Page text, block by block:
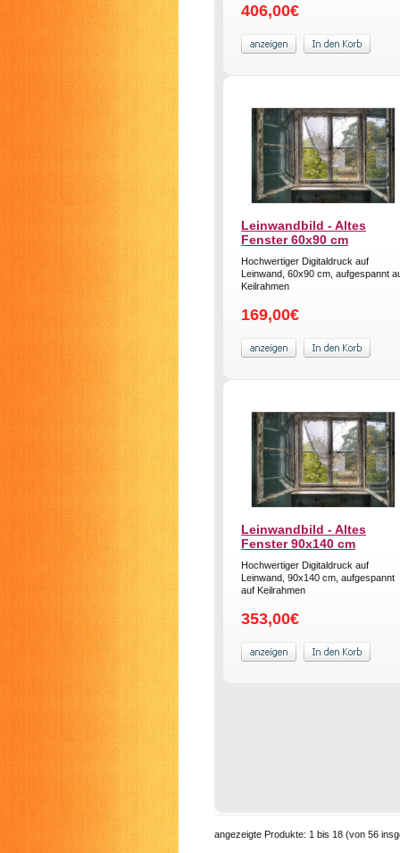
406,00€
Leinwandbild - Altes
Fenster 60x90 cm
Hochwertiger Digitaldruck auf
Leinwand, 60x90 cm, aufgespannt
Keilrahmen
169,00€
Leinwandbild - Altes
Fenster 90x140 cm
Hochwertiger Digitaldruck auf
Leinwand, 90x140 cm, aufgespannt
auf Keilrahmen
353,00€
angezeigte Produkte: 1 bis 18 (von 56